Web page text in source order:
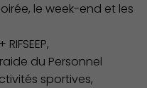
le week-end et les
du Personnel
sportives,